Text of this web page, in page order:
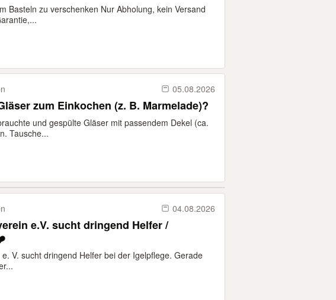
Basteln zu verschenken Nur Abholung, kein Versand
05.08.2026
zum Einkochen (z. B. Marmelade)?
und gespülte Gläser mit passendem Dekel (ca.
Tausche...
04.08.2026
dringend Helfer /
V. sucht dringend Helfer bei der Igelpflege. Gerade